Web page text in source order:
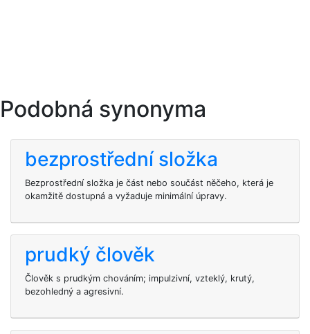
Podobná synonyma
bezprostřední složka
Bezprostřední složka je část nebo součást něčeho, která je
okamžitě dostupná a vyžaduje minimální úpravy.
prudký člověk
Člověk s prudkým chováním; impulzivní, vzteklý, krutý,
bezohledný a agresivní.